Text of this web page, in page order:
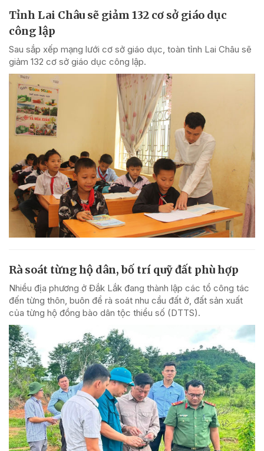
Tỉnh Lai Châu sẽ giảm 132 cơ sở giáo dục
công lập
Sau sắp xếp mạng lưới cơ sở giáo dục, toàn tỉnh Lai Châu sẽ
giảm 132 cơ sở giáo dục công lập.
Rà soát từng hộ dân, bố trí quỹ đất phù hợp
Nhiều địa phương ở Đắk Lắk đang thành lập các tổ công tác
đến từng thôn, buôn để rà soát nhu cầu đất ở, đất sản xuất
của từng hộ đồng bào dân tộc thiểu số (DTTS).